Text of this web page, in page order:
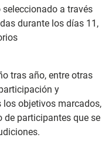
a través
durante los días 11,
tras año, entre otras
y
los objetivos marcados,
de participantes que se